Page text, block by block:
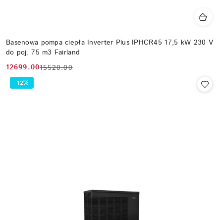
Basenowa pompa ciepła Inverter Plus IPHCR45 17,5 kW 230 V
do poj. 75 m3 Fairland
Cena
promocyjna:
12699.00
Cena
przed
15520.00
-12%